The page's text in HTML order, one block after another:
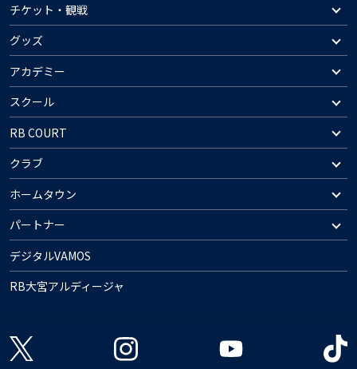
チケット・観戦
グッズ
アカデミー
スクール
RB COURT
クラブ
ホームタウン
パートナー
デジタルVAMOS
RB大宮アルディージャ